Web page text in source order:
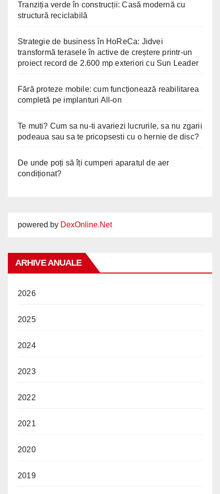
Tranziția verde în construcții: Casă modernă cu
structură reciclabilă
Strategie de business în HoReCa: Jidvei
transformă terasele în active de creștere printr-un
proiect record de 2.600 mp exteriori cu Sun Leader
Fără proteze mobile: cum funcționează reabilitarea
completă pe implanturi All-on
Te muti? Cum sa nu-ti avariezi lucrurile, sa nu zgarii
podeaua sau sa te pricopsesti cu o hernie de disc?
De unde poți să îți cumperi aparatul de aer
condiționat?
powered by DexOnline.Net
ARHIVE ANUALE
2026
2025
2024
2023
2022
2021
2020
2019